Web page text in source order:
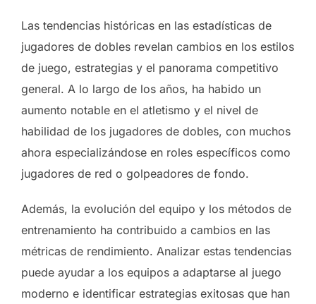
Las tendencias históricas en las estadísticas de
jugadores de dobles revelan cambios en los estilos
de juego, estrategias y el panorama competitivo
general. A lo largo de los años, ha habido un
aumento notable en el atletismo y el nivel de
habilidad de los jugadores de dobles, con muchos
ahora especializándose en roles específicos como
jugadores de red o golpeadores de fondo.
Además, la evolución del equipo y los métodos de
entrenamiento ha contribuido a cambios en las
métricas de rendimiento. Analizar estas tendencias
puede ayudar a los equipos a adaptarse al juego
moderno e identificar estrategias exitosas que han